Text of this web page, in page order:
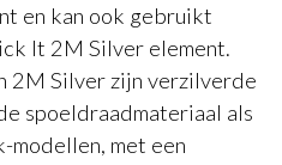
en kan ook gebruikt
It 2M Silver element.
2M Silver zijn verzilverde
spoeldraadmateriaal als
modellen, met een